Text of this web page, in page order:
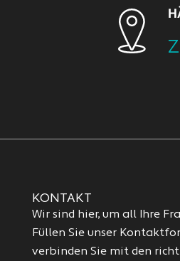
KONTAKT
Wir sind hier, um all Ihre
Füllen Sie unser
verbinden Sie mit den